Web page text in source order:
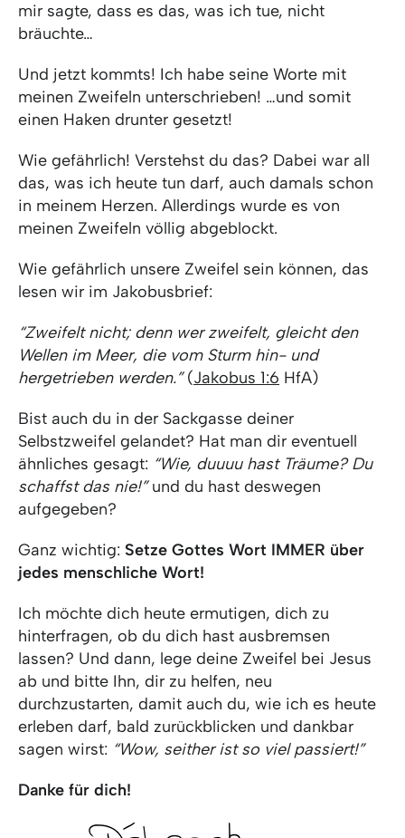
mir sagte, dass es das, was ich tue, nicht
bräuchte…
Und jetzt kommts! Ich habe seine Worte mit
meinen Zweifeln unterschrieben! …und somit
einen Haken drunter gesetzt!
Wie gefährlich! Verstehst du das? Dabei war all
das, was ich heute tun darf, auch damals schon
in meinem Herzen. Allerdings wurde es von
meinen Zweifeln völlig abgeblockt.
Wie gefährlich unsere Zweifel sein können, das
lesen wir im Jakobusbrief:
“Zweifelt nicht; denn wer zweifelt, gleicht den
Wellen im Meer, die vom Sturm hin- und
hergetrieben werden.”(Jakobus 1:6 HfA)
Bist auch du in der Sackgasse deiner
Selbstzweifel gelandet? Hat man dir eventuell
ähnliches gesagt: “Wie, duuuu hast Träume? Du
schaffst das nie!”und du hast deswegen
aufgegeben?
Ganz wichtig: Setze Gottes Wort IMMER über
jedes menschliche Wort!
Ich möchte dich heute ermutigen, dich zu
hinterfragen, ob du dich hast ausbremsen
lassen? Und dann, lege deine Zweifel bei Jesus
ab und bitte Ihn, dir zu helfen, neu
durchzustarten, damit auch du, wie ich es heute
erleben darf, bald zurückblicken und dankbar
sagen wirst: “Wow, seither ist so viel passiert!”
Danke für dich!